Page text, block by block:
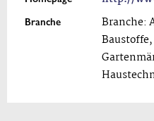
Branche
Branche: